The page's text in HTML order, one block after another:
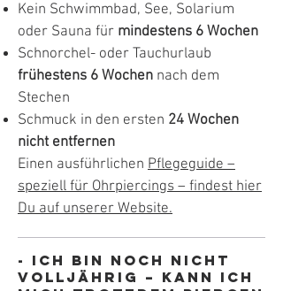
Kein Schwimmbad, See, Solarium
oder Sauna für mindestens 6 Wochen
Schnorchel- oder Tauchurlaub
frühestens 6 Wochen nach dem
Stechen
Schmuck in den ersten 24 Wochen
nicht entfernen
Einen ausführlichen Pflegeguide –
speziell für Ohrpiercings – findest hier
Du auf unserer Website.
- Ich bin noch nicht
volljährig – kann ich